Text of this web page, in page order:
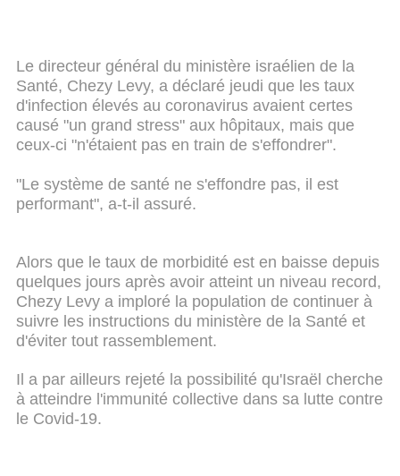
Le directeur général du ministère israélien de la
Santé, Chezy Levy, a déclaré jeudi que les taux
d'infection élevés au coronavirus avaient certes
causé "un grand stress" aux hôpitaux, mais que
ceux-ci "n'étaient pas en train de s'effondrer".
"Le système de santé ne s'effondre pas, il est
performant", a-t-il assuré.
Alors que le taux de morbidité est en baisse depuis
quelques jours après avoir atteint un niveau record,
Chezy Levy a imploré la population de continuer à
suivre les instructions du ministère de la Santé et
d'éviter tout rassemblement.
Il a par ailleurs rejeté la possibilité qu'Israël cherche
à atteindre l'immunité collective dans sa lutte contre
le Covid-19.